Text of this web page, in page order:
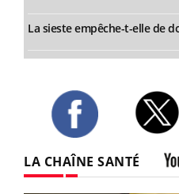
La sieste empêche-t-elle de
LA CHAÎNE SANTÉ